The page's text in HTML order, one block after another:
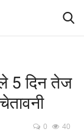
5 दिन तेज
0 40